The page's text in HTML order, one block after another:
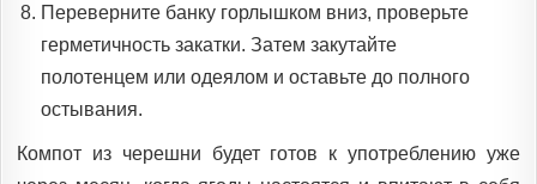
Переверните банку горлышком вниз, проверьте
герметичность закатки. Затем закутайте
полотенцем или одеялом и оставьте до полного
остывания.
Компот из черешни будет готов к употреблению уже